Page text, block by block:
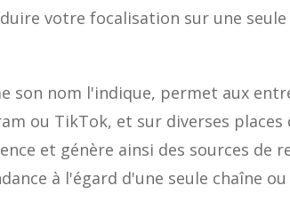
votre focalisation sur une seule
son nom l'indique, permet aux
ou TikTok, et sur diverses places
et génère ainsi des sources de
à l'égard d'une seule chaîne ou